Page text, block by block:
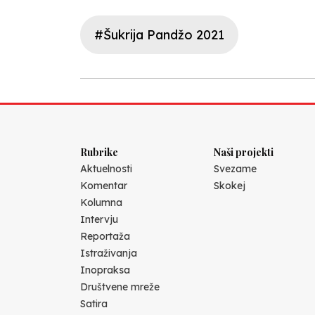
#Šukrija Pandžo 2021
Rubrike
Aktuelnosti
Komentar
Kolumna
Intervju
Reportaža
Istraživanja
Inopraksa
Društvene mreže
Satira
Naši projekti
Svezame
Skokej